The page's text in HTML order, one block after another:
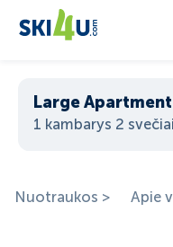
1 kambarys 2 svečiai
Nuotraukos > Apie